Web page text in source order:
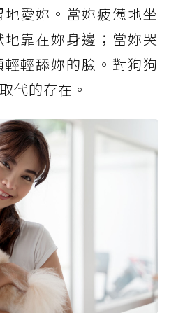
愛妳。當妳疲憊地坐
靠在妳身邊；當妳哭
輕舔妳的臉。對狗狗
代的存在。